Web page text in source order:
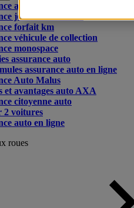
auto
jeune conducteur
forfait km
véhicule de collection
monospace
assurance auto
assurance auto en ligne
Auto Malus
et avantages auto AXA
citoyenne auto
2 voitures
auto en ligne
roues